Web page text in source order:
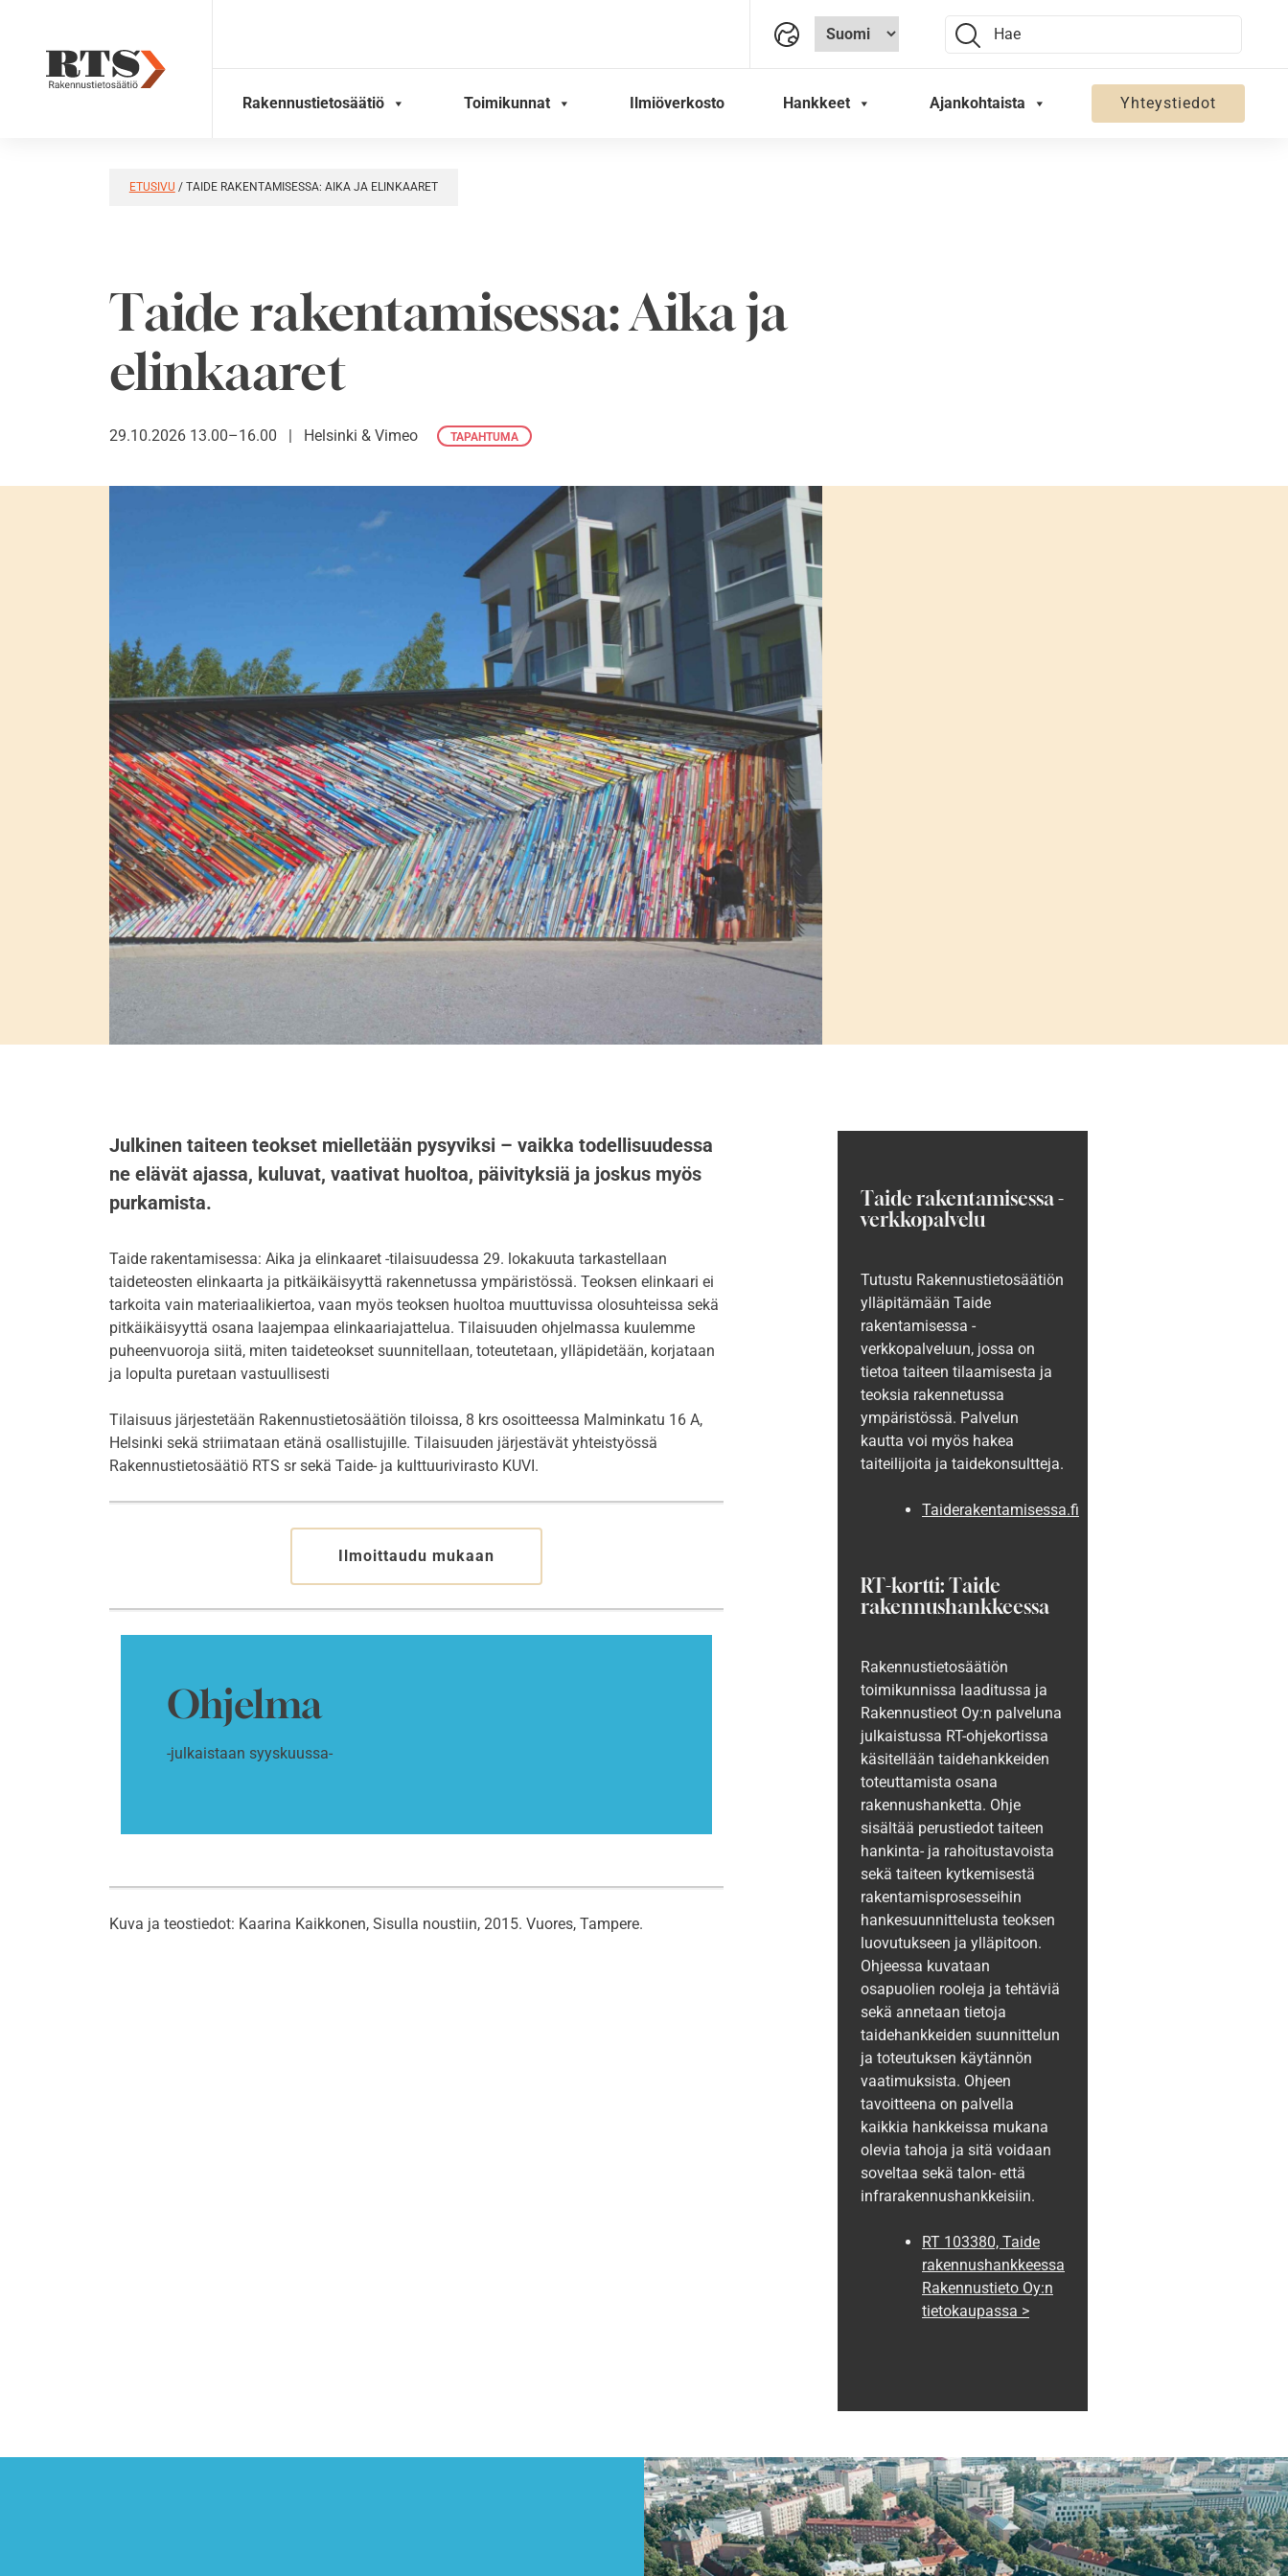
content
Search:
Rakennustietosäätiö Toimikunnat Ilmiöverkosto Hankkeet Ajankohtaista Yhteystiedot
ETUSIVU / TAIDE RAKENTAMISESSA: AIKA JA ELINKAARET
Taide rakentamisessa: Aika ja
elinkaaret
29.10.2026 13.00–16.00 | Helsinki & Vimeo TAPAHTUMA
Julkinen taiteen teokset mielletään pysyviksi – vaikka todellisuudessa
ne elävät ajassa, kuluvat, vaativat huoltoa, päivityksiä ja joskus myös
purkamista.
Taide rakentamisessa: Aika ja elinkaaret -tilaisuudessa 29. lokakuuta tarkastellaan
taideteosten elinkaarta ja pitkäikäisyyttä rakennetussa ympäristössä. Teoksen elinkaari ei
tarkoita vain materiaalikiertoa, vaan myös teoksen huoltoa muuttuvissa olosuhteissa sekä
pitkäikäisyyttä osana laajempaa elinkaariajattelua. Tilaisuuden ohjelmassa kuulemme
puheenvuoroja siitä, miten taideteokset suunnitellaan, toteutetaan, ylläpidetään, korjataan
ja lopulta puretaan vastuullisesti
Tilaisuus järjestetään Rakennustietosäätiön tiloissa, 8 krs osoitteessa Malminkatu 16 A,
Helsinki sekä striimataan etänä osallistujille. Tilaisuuden järjestävät yhteistyössä
Rakennustietosäätiö RTS sr sekä Taide- ja kulttuurivirasto KUVI.
Ilmoittaudu mukaan
Ohjelma
-julkaistaan syyskuussa-
Kuva ja teostiedot: Kaarina Kaikkonen, Sisulla noustiin, 2015. Vuores, Tampere.
Taide rakentamisessa -
verkkopalvelu
Tutustu Rakennustietosäätiön
ylläpitämään Taide
rakentamisessa -
verkkopalveluun, jossa on
tietoa taiteen tilaamisesta ja
teoksia rakennetussa
ympäristössä. Palvelun
kautta voi myös hakea
taiteilijoita ja taidekonsultteja.
Taiderakentamisessa.fi
RT-kortti: Taide
rakennushankkeessa
Rakennustietosäätiön
toimikunnissa laaditussa ja
Rakennustieot Oy:n palveluna
julkaistussa RT-ohjekortissa
käsitellään taidehankkeiden
toteuttamista osana
rakennushanketta. Ohje
sisältää perustiedot taiteen
hankinta- ja rahoitustavoista
sekä taiteen kytkemisestä
rakentamisprosesseihin
hankesuunnittelusta teoksen
luovutukseen ja ylläpitoon.
Ohjeessa kuvataan
osapuolien rooleja ja tehtäviä
sekä annetaan tietoja
taidehankkeiden suunnittelun
ja toteutuksen käytännön
vaatimuksista. Ohjeen
tavoitteena on palvella
kaikkia hankkeissa mukana
olevia tahoja ja sitä voidaan
soveltaa sekä talon- että
infrarakennushankkeisiin.
RT 103380, Taide
rakennushankkeessa
Rakennustieto Oy:n
tietokaupassa >